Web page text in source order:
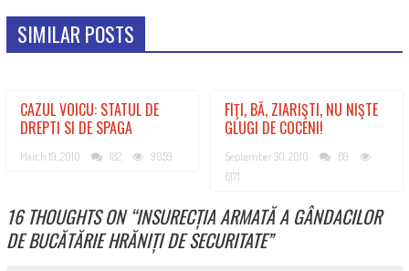
SIMILAR POSTS
CAZUL VOICU: STATUL DE
DREPTI SI DE SPAGA
March 19, 2010 182 9059
FIŢI, BĂ, ZIARIŞTI, NU NIŞTE
GLUGI DE COCENI!
September 30, 2010
69
6171
16 THOUGHTS ON “INSURECȚIA ARMATĂ A GÂNDACILOR
DE BUCĂTĂRIE HRĂNIȚI DE SECURITATE”